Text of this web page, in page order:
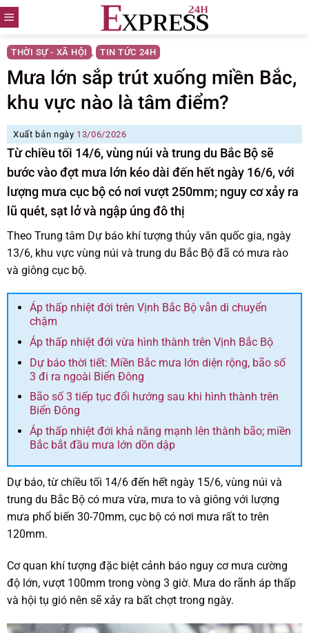
Skip
to
content
THỜI SỰ - XÃ HỘI , TIN TỨC 24H
Mưa lớn sắp trút xuống miền Bắc,
khu vực nào là tâm điểm?
Xuất bản ngày 13/06/2026
Từ chiều tối 14/6, vùng núi và trung du Bắc Bộ sẽ
bước vào đợt mưa lớn kéo dài đến hết ngày 16/6, với
lượng mưa cục bộ có nơi vượt 250mm; nguy cơ xảy ra
lũ quét, sạt lở và ngập úng đô thị
Theo Trung tâm Dự báo khí tượng thủy văn quốc gia, ngày
13/6, khu vực vùng núi và trung du Bắc Bộ đã có mưa rào
và giông cục bộ.
Áp thấp nhiệt đới trên Vịnh Bắc Bộ vẫn di chuyển
chậm
Áp thấp nhiệt đới vừa hình thành trên Vịnh Bắc Bộ
Dự báo thời tiết: Miền Bắc mưa lớn diện rộng, bão số
3 đi ra ngoài Biển Đông
Bão số 3 tiếp tục đổi hướng sau khi hình thành trên
Biển Đông
Áp thấp nhiệt đới khả năng mạnh lên thành bão; miền
Bắc bắt đầu mưa lớn dồn dập
Dự báo, từ chiều tối 14/6 đến hết ngày 15/6, vùng núi và
trung du Bắc Bộ có mưa vừa, mưa to và giông với lượng
mưa phổ biến 30-70mm, cục bộ có nơi mưa rất to trên
120mm.
Cơ quan khí tượng đặc biệt cảnh báo nguy cơ mưa cường
độ lớn, vượt 100mm trong vòng 3 giờ. Mưa do rãnh áp thấp
và hội tụ gió nên sẽ xảy ra bất chợt trong ngày.